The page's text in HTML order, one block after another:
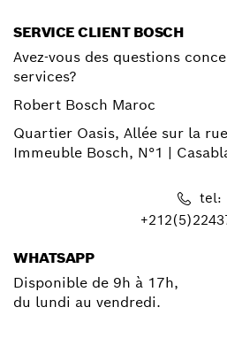
SERVICE CLIENT BOSCH
Avez-vous des questions
services?
Robert Bosch Maroc
Quartier Oasis, Allée sur la
Immeuble Bosch, N°1 |
tel:
WHATSAPP
Disponible de 9h à 17h,
du lundi au vendredi.